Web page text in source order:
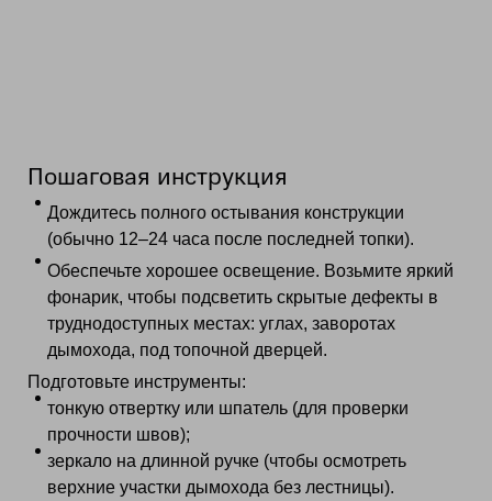
Пошаговая инструкция
Дождитесь полного остывания конструкции
(обычно 12–24 часа после последней топки).
Обеспечьте хорошее освещение. Возьмите яркий
фонарик, чтобы подсветить скрытые дефекты в
труднодоступных местах: углах, заворотах
дымохода, под топочной дверцей.
Подготовьте инструменты:
тонкую отвертку или шпатель (для проверки
прочности швов);
зеркало на длинной ручке (чтобы осмотреть
верхние участки дымохода без лестницы).